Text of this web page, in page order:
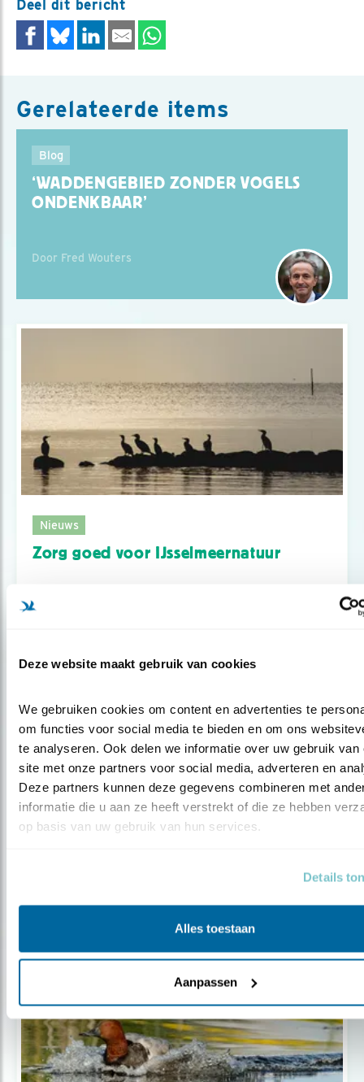
Deze website maakt gebruik van cookies
We gebruiken cookies om content en advertenties te
om functies voor social media te bieden en om ons
te analyseren. Ook delen we informatie over uw gebruik van
site met onze partners voor social media, adverteren en
Deze partners kunnen deze gegevens combineren met
informatie die u aan ze heeft verstrekt of die ze hebben
op basis van uw gebruik van hun services.
Details
Alles toestaan
Aanpassen
Deel dit bericht
Gerelateerde items
Blog
‘WADDENGEBIED ZONDER VOGELS
ONDENKBAAR’
Door Fred Wouters
Nieuws
Zorg goed voor IJsselmeernatuur